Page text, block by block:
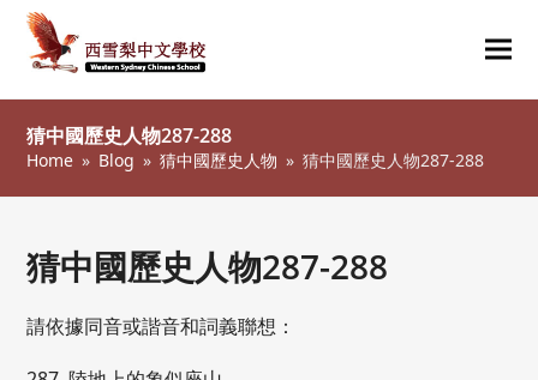
猜中國歷史人物287-288
Home » Blog » 猜中國歷史人物 » 猜中國歷史人物287-288
猜中國歷史人物287-288
請依據同音或諧音和詞義聯想：